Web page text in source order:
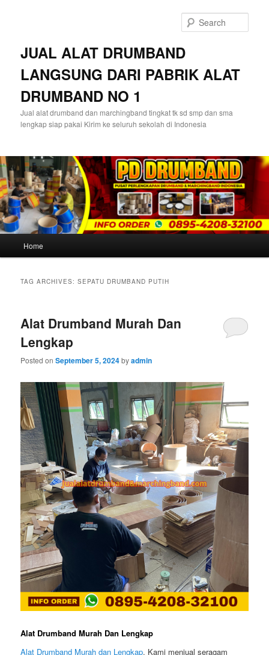
JUAL ALAT DRUMBAND
LANGSUNG DARI PABRIK ALAT
DRUMBAND NO 1
Jual alat drumband dan marchingband tingkat tk sd smp dan sma
lengkap siap pakai Kirim ke seluruh sekolah di Indonesia
Home
TAG ARCHIVES:SEPATU DRUMBAND PUTIH
Alat Drumband Murah Dan
Lengkap
Posted onSeptember 5, 2024byadmin
Alat Drumband Murah Dan Lengkap
Alat Drumband Murah dan Lengkap. Kami menjual seragam